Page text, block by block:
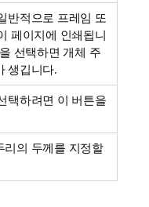
반적으로 프레임 또
페이지에 인쇄됩니
선택하면 개체 주
생깁니다.
택하려면 이 버튼을
리의 두께를 지정할